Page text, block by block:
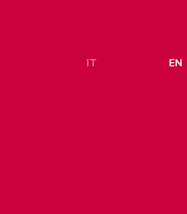
IT EN